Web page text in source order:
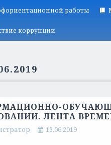
работы
коррупции
ЛЕНТА
13.06.2019